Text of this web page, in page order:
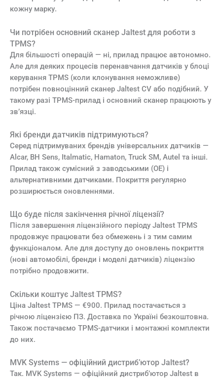
кожну марку.
Чи потрібен основний сканер Jaltest для роботи з
TPMS?
Для більшості операцій — ні, прилад працює автономно.
Але для деяких процесів перенавчання датчиків у блоці
керування TPMS (коли клонування неможливе)
потрібен повноцінний сканер Jaltest CV або подібний. У
такому разі TPMS-прилад і основний сканер працюють у
зв’язці.
Які бренди датчиків підтримуються?
Серед підтримуваних брендів універсальних датчиків —
Alcar, BH Sens, Italmatic, Hamaton, Truck SM, Autel та інші.
Прилад також сумісний з заводськими (OE) і
альтернативними датчиками. Покриття регулярно
розширюється оновленнями.
Що буде після закінчення річної ліцензії?
Після завершення ліцензійного періоду Jaltest TPMS
продовжує працювати без обмежень і з тим самим
функціоналом. Але для доступу до оновлень покриття
(нові автомобілі, бренди і моделі датчиків) ліцензію
потрібно продовжити.
Скільки коштує Jaltest TPMS?
Ціна Jaltest TPMS — €900. Прилад постачається з
річною ліцензією ПЗ. Доставка по Україні безкоштовна.
Також постачаємо TPMS-датчики і монтажні комплекти
до них.
MVK Systems — офіційний дистриб’ютор Jaltest?
Так. MVK Systems — офіційний дистриб’ютор Jaltest в